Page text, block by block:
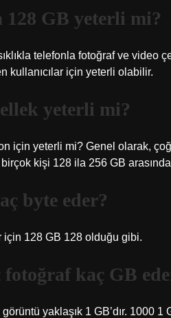
128 GB yeterli mi?
telefonla fotoğraf ve video
kullanıcılar için yeterli olabilir.
yeterli mi?
için yeterli mi? Genel olarak,
kişi 128 ila 256 GB
byte eder?
için 128 GB 128 olduğu gibi.
fotoğraf kaç GB
yaklaşık 1 GB’dır. 1000